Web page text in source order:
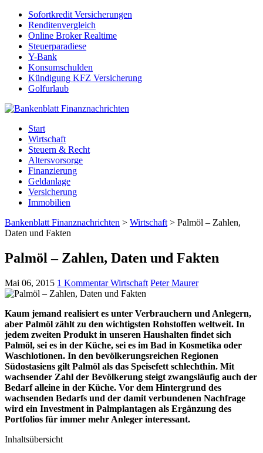
Sofortkredit Versicherungen
Renditenvergleich
Online Broker Realtime
Steuerparadiese
Y-Bank
Konsumschulden
Kündigung KFZ Versicherung
Golfurlaub
Start
Wirtschaft
Steuern & Recht
Altersvorsorge
Finanzierung
Geldanlage
Versicherung
Immobilien
Bankenblatt Finanznachrichten > Wirtschaft > Palmöl – Zahlen,
Daten und Fakten
Palmöl – Zahlen, Daten und Fakten
Mai 06, 2015 1 KommentarWirtschaft Peter Maurer
Kaum jemand realisiert es unter Verbrauchern und Anlegern,
aber Palmöl zählt zu den wichtigsten Rohstoffen weltweit. In
jedem zweiten Produkt in unseren Haushalten findet sich
Palmöl, sei es in der Küche, sei es im Bad in Kosmetika oder
Waschlotionen. In den bevölkerungsreichen Regionen
Südostasiens gilt Palmöl als das Speisefett schlechthin. Mit
wachsender Zahl der Bevölkerung steigt zwangsläufig auch der
Bedarf alleine in der Küche. Vor dem Hintergrund des
wachsenden Bedarfs und der damit verbundenen Nachfrage
wird ein Investment in Palmplantagen als Ergänzung des
Portfolios für immer mehr Anleger interessant.
Inhaltsübersicht